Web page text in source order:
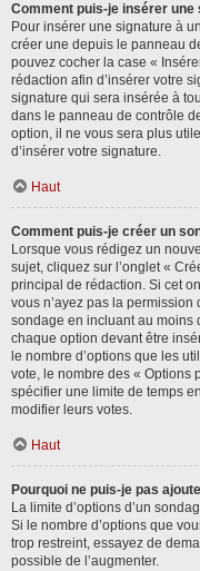
Comment puis-je insérer
Pour insérer une signature à
créer une depuis le panneau
pouvez cocher la case «
rédaction afin d’insérer votre
signature qui sera insérée à
dans le panneau de contrôle
option, il ne vous sera plus
d’insérer votre signature.
Haut
Comment puis-je créer un
Lorsque vous rédigez un
sujet, cliquez sur l’onglet «
principal de rédaction. Si cet
vous n’ayez pas la
sondage en incluant au moins
chaque option devant être
le nombre d’options que les
vote, le nombre des « Options
spécifier une limite de temps
modifier leurs votes.
Haut
Pourquoi ne puis-je pas
La limite d’options d’un
Si le nombre d’options que
trop restreint, essayez de
possible de l’augmenter.